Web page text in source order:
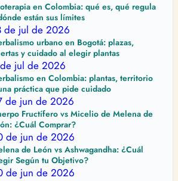
en Colombia: qué es, qué regula
están sus límites
de jul de 2026
urbano en Bogotá: plazas,
y cuidado al elegir plantas
jul de 2026
en Colombia: plantas, territorio
práctica que pide cuidado
de jun de 2026
Fructífero vs Micelio de Melena de
¿Cuál Comprar?
de jun de 2026
de León vs Ashwagandha: ¿Cuál
Según tu Objetivo?
de jun de 2026